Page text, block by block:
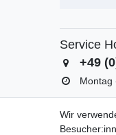
Service
+49
Montag
Wir